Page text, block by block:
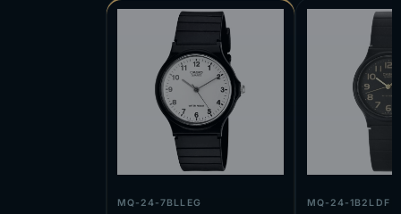
MQ-24-7BLLEG MQ-24-1B2LDF